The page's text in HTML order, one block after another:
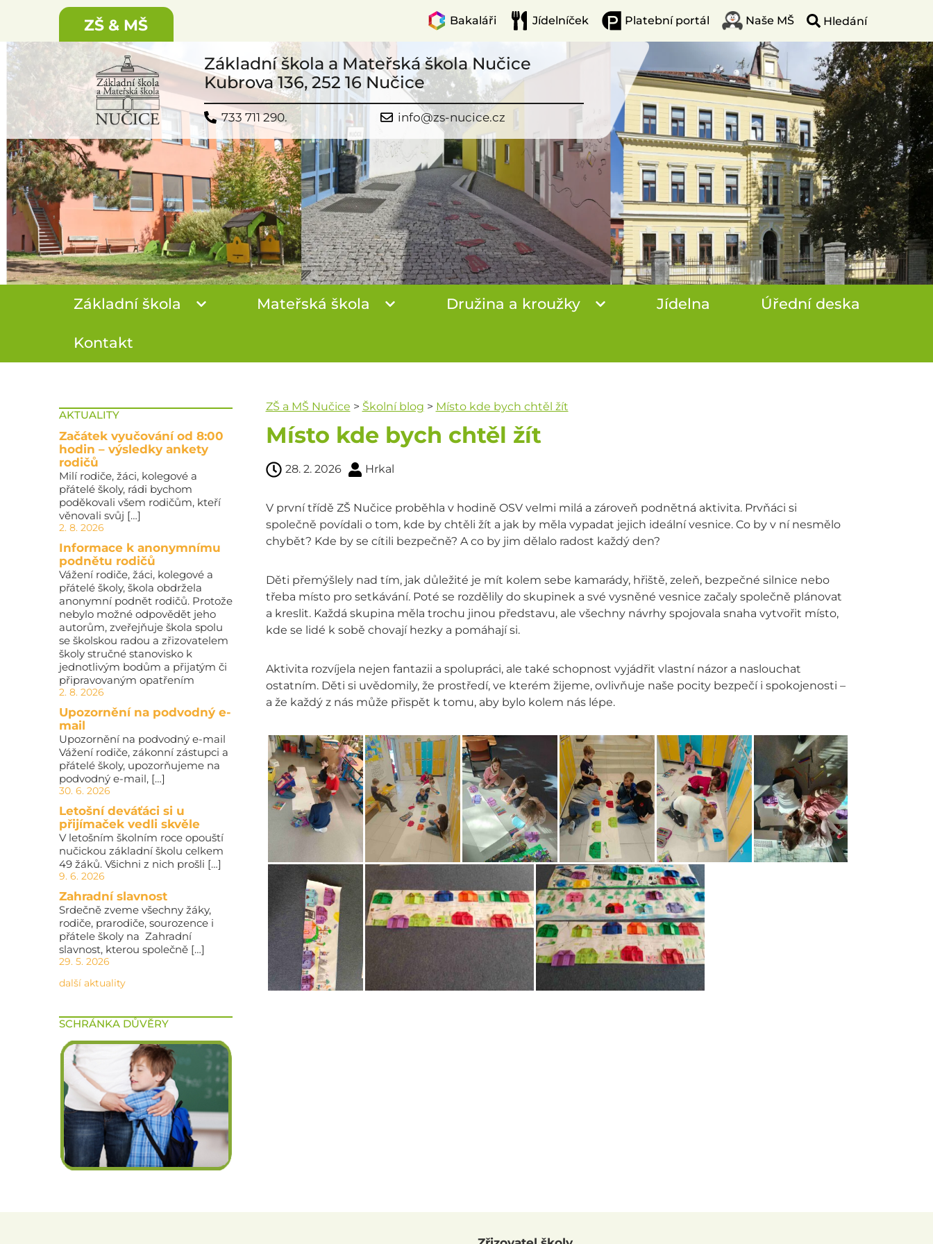
ZŠ & MŠ Bakaláři Jídelníček Platební portál Naše MŠ
Základní škola a Mateřská škola Nučice
Kubrova 136, 252 16 Nučice
733 711 290. info@zs-nucice.cz
Základní škola Mateřská škola Družina a kroužky Jídelna Úřední deska
Kontakt
AKTUALITY
Začátek vyučování od 8:00
hodin – výsledky ankety
rodičů
Milí rodiče, žáci, kolegové a
přátelé školy, rádi bychom
poděkovali všem rodičům, kteří
věnovali svůj […]
2. 8. 2026
Informace k anonymnímu
podnětu rodičů
Vážení rodiče, žáci, kolegové a
přátelé školy, škola obdržela
anonymní podnět rodičů. Protože
nebylo možné odpovědět jeho
autorům, zveřejňuje škola spolu
se školskou radou a zřizovatelem
školy stručné stanovisko k
jednotlivým bodům a přijatým či
připravovaným opatřením
2. 8. 2026
Upozornění na podvodný e-
mail
Upozornění na podvodný e-mail
Vážení rodiče, zákonní zástupci a
přátelé školy, upozorňujeme na
podvodný e-mail, […]
30. 6. 2026
Letošní deváťáci si u
přijímaček vedli skvěle
V letošním školním roce opouští
nučickou základní školu celkem
49 žáků. Všichni z nich prošli […]
9. 6. 2026
Zahradní slavnost
Srdečně zveme všechny žáky,
rodiče, prarodiče, sourozence i
přátele školy na Zahradní
slavnost, kterou společně […]
29. 5. 2026
další aktuality
SCHRÁNKA DŮVĚRY
ZŠ a MŠ Nučice > Školní blog > Místo kde bych chtěl žít
Místo kde bych chtěl žít
28. 2. 2026 Hrkal
V první třídě ZŠ Nučice proběhla v hodině OSV velmi milá a zároveň podnětná aktivita. Prvňáci si
společně povídali o tom, kde by chtěli žít a jak by měla vypadat jejich ideální vesnice. Co by v ní nesmělo
chybět? Kde by se cítili bezpečně? A co by jim dělalo radost každý den?
Děti přemýšlely nad tím, jak důležité je mít kolem sebe kamarády, hřiště, zeleň, bezpečné silnice nebo
třeba místo pro setkávání. Poté se rozdělily do skupinek a své vysněné vesnice začaly společně plánovat
a kreslit. Každá skupina měla trochu jinou představu, ale všechny návrhy spojovala snaha vytvořit místo,
kde se lidé k sobě chovají hezky a pomáhají si.
Aktivita rozvíjela nejen fantazii a spolupráci, ale také schopnost vyjádřit vlastní názor a naslouchat
ostatním. Děti si uvědomily, že prostředí, ve kterém žijeme, ovlivňuje naše pocity bezpečí i spokojenosti –
a že každý z nás může přispět k tomu, aby bylo kolem nás lépe.